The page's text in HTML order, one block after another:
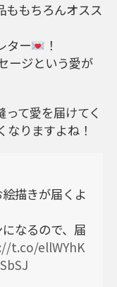
ももちろんオスス
ター
！
ージという愛が
て愛を届けてく
りますよね！
描きが届くよ
なるので、届
t.co/ellWYhK